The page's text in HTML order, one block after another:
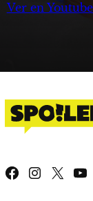
Ver en Youtube
Facebook
X